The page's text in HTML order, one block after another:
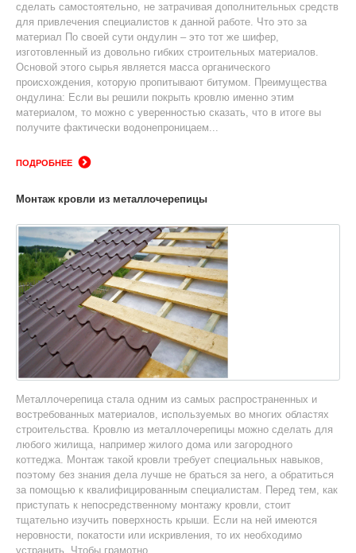
сделать самостоятельно, не затрачивая дополнительных средств
для привлечения специалистов к данной работе. Что это за
материал По своей сути ондулин – это тот же шифер,
изготовленный из довольно гибких строительных материалов.
Основой этого сырья является масса органического
происхождения, которую пропитывают битумом. Преимущества
ондулина: Если вы решили покрыть кровлю именно этим
материалом, то можно с уверенностью сказать, что в итоге вы
получите фактически водонепроницаем...
ПОДРОБНЕЕ
Монтаж кровли из металлочерепицы
Металлочерепица стала одним из самых распространенных и
востребованных материалов, используемых во многих областях
строительства. Кровлю из металлочерепицы можно сделать для
любого жилища, например жилого дома или загородного
коттеджа. Монтаж такой кровли требует специальных навыков,
поэтому без знания дела лучше не браться за него, а обратиться
за помощью к квалифицированным специалистам. Перед тем, как
приступать к непосредственному монтажу кровли, стоит
тщательно изучить поверхность крыши. Если на ней имеются
неровности, покатости или искривления, то их необходимо
устранить. Чтобы грамотно ...